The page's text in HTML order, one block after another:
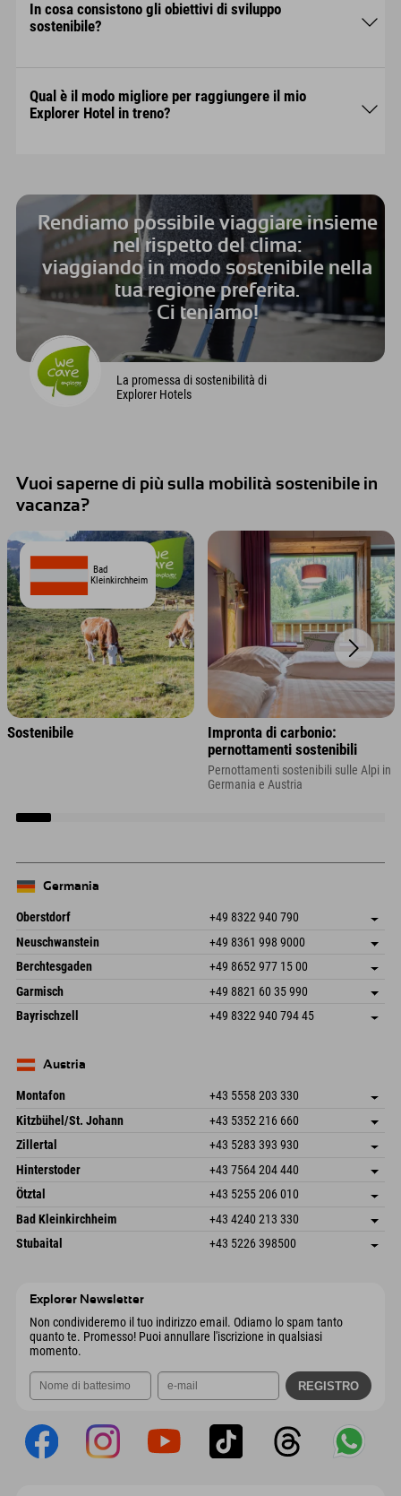
In cosa consistono gli obiettivi di sviluppo
sostenibile?
Qual è il modo migliore per raggiungere il mio
Explorer Hotel in treno?
Rendiamo possibile viaggiare insieme
nel rispetto del clima:
viaggiando in modo sostenibile nella
tua regione preferita.
Ci teniamo!
La promessa di sostenibilità di
Explorer Hotels
Vuoi saperne di più sulla mobilità sostenibile in
vacanza?
Bad
Kleinkirchheim
Sostenibile
Impronta di carbonio:
pernottamenti sostenibili
Pernottamenti sostenibili sulle Alpi in
Germania e Austria
Germania
Oberstdorf +49 8322 940 790
An der Breitach 3
Germania
Salva indirizzo
Prenotazione
Neuschwanstein +49 8361 998 9000
An der Riese 45
87484 Nesselwang im Allgäu
Germania
Salva indirizzo
Prenotazione
Berchtesgaden +49 8652 977 15 00
Hofreitstr. 7
Germania
Salva indirizzo
Prenotazione
Garmisch +49 8821 60 35 990
Frickenstraße 22
82490 Farchant
Salva indirizzo
Bayrischzell +49 8322 940 794 45
Germania
Austria
Montafon +43 5558 203 330
Dorfstr. 127b
6793 Gaschurn/Montafon
Austria
Salva indirizzo
Prenotazione
Kitzbühel/St. Johann +43 5352 216 660
Speckbacherstraße 87
Austria
Salva indirizzo
Prenotazione
Zillertal +43 5283 393 930
Schmiedau 2
Austria
Salva indirizzo
Prenotazione
Hinterstoder +43 7564 204 440
Freizeitpark 10
Austria
Salva indirizzo
Prenotazione
Ötztal +43 5255 206 010
Gscheat 14
Austria
Salva indirizzo
Prenotazione
Bad Kleinkirchheim +43 4240 213 330
Dorfstraße 24
Salva indirizzo
Stubaital +43 5226 398500
Explorer Newsletter
Non condivideremo il tuo indirizzo email. Odiamo lo spam tanto
quanto te. Promesso! Puoi annullare l'iscrizione in qualsiasi
momento.